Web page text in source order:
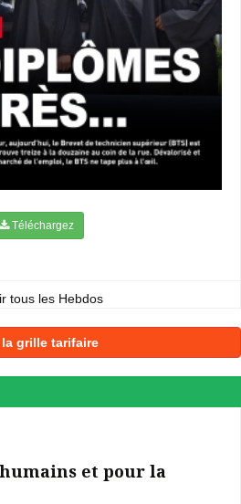
Téléchargez
tous les Hebdos
la grille tarifaire
et pour la